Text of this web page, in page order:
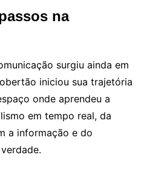
na
surgiu ainda em
iniciou sua trajetória
onde aprendeu a
em tempo real, da
a informação e do